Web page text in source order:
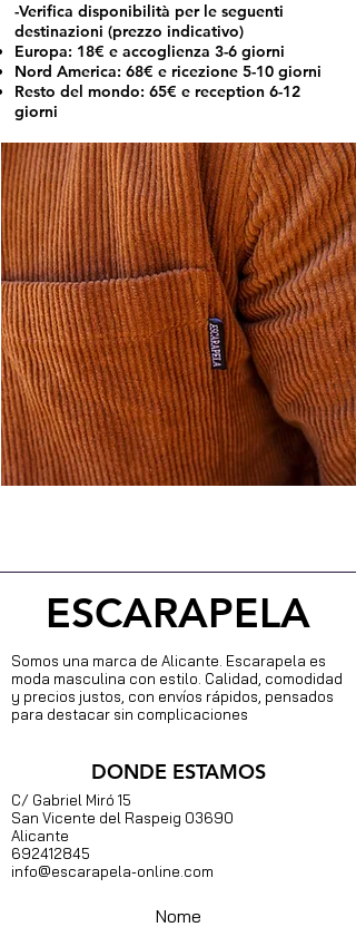
-Verifica disponibilità per le seguenti
destinazioni (prezzo indicativo)
Europa: 18€ e accoglienza 3-6 giorni
Nord America: 68€ e ricezione 5-10 giorni
Resto del mondo: 65€ e reception 6-12
giorni
ESCARAPELA
Somos una marca de Alicante. Escarapela es
moda masculina con estilo. Calidad, comodidad
y precios justos, con envíos rápidos, pensados
para destacar sin complicaciones
DONDE ESTAMOS
C/ Gabriel Miró 15
San Vicente del Raspeig 03690
Alicante
692412845
info@escarapela-online.com